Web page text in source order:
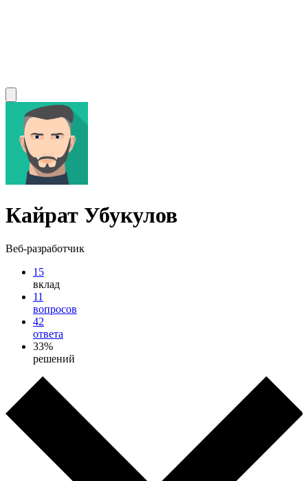
Кайрат Убукулов
Веб-разработчик
15
вклад
11
вопросов
42
ответа
33%
решений